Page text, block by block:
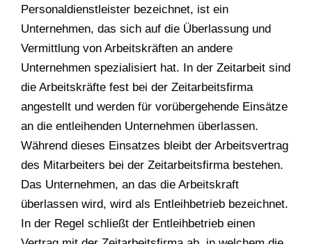
Personaldienstleister bezeichnet, ist ein
Unternehmen, das sich auf die Überlassung und
Vermittlung von Arbeitskräften an andere
Unternehmen spezialisiert hat. In der Zeitarbeit sind
die Arbeitskräfte fest bei der Zeitarbeitsfirma
angestellt und werden für vorübergehende Einsätze
an die entleihenden Unternehmen überlassen.
Während dieses Einsatzes bleibt der Arbeitsvertrag
des Mitarbeiters bei der Zeitarbeitsfirma bestehen.
Das Unternehmen, an das die Arbeitskraft
überlassen wird, wird als Entleihbetrieb bezeichnet.
In der Regel schließt der Entleihbetrieb einen